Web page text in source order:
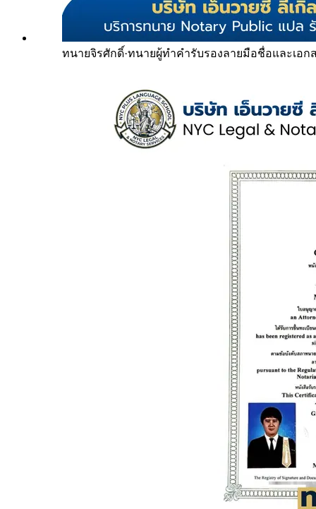
ทนายจิรศักดิ์·ทนายผู้ทำคำรับรองลายมือชื่อและเอก